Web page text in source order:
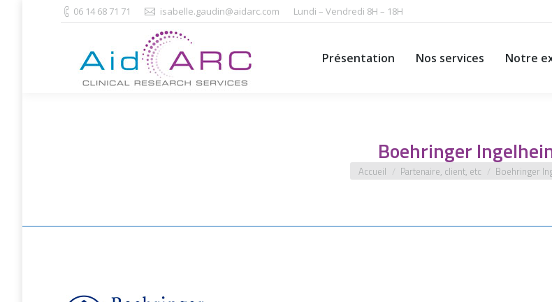
06 14 68 71 71 isabelle.gaudin@aidarc.com Lundi – Vendredi 8H – 18H
Présentation Nos services Notre
Boehringer
Vous êtes ici :
Accueil Partenaire, client, etc Boehringer
Présentation Nos services Notre